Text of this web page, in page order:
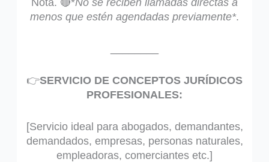
Nota. 🔴*No se reciben llamadas directas a
menos que estén agendadas previamente*.
👉SERVICIO DE CONCEPTOS JURÍDICOS
PROFESIONALES:
[Servicio ideal para abogados, demandantes,
demandados, empresas, personas naturales,
empleadoras, comerciantes etc.]